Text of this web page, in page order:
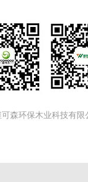
森环保木业科技有限